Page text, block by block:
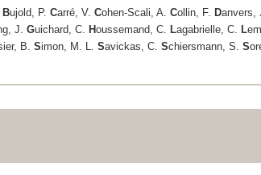
Bujold, P.Carré, V.Cohen-Scali, A.Collin, F. Danvers,
J.Guichard, C. Houssemand, C. Lagabrielle, C. L
B.Simon, M. L.Savickas, C.Schiersmann, S.S